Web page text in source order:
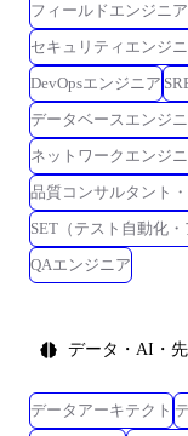
フィールドエンジニア
セキュリティエンジ
DevOpsエンジニア
データベースエンジ
ネットワークエンジ
品質コンサルタント
SET（テスト自動化・
QAエンジニア
データ・AI・
データアーキテクト